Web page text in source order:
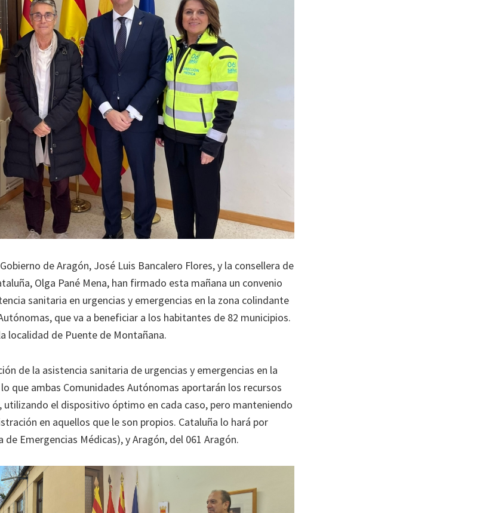
de Aragón, José Luis Bancalero Flores, y la consellera de
Olga Pané Mena, han firmado esta mañana un convenio
sanitaria en urgencias y emergencias en la zona colindante
que va a beneficiar a los habitantes de 82 municipios.
localidad de Puente de Montañana.
de la asistencia sanitaria de urgencias y emergencias en la
que ambas Comunidades Autónomas aportarán los recursos
utilizando el dispositivo óptimo en cada caso, pero manteniendo
en aquellos que le son propios. Cataluña lo hará por
de Emergencias Médicas), y Aragón, del 061 Aragón.